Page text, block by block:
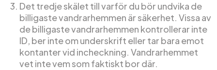
Det tredje skälet till varför du bör undvika de
billigaste vandrarhemmen är säkerhet. Vissa av
de billigaste vandrarhemmen kontrollerar inte
ID, ber inte om underskrift eller tar bara emot
kontanter vid incheckning. Vandrarhemmet
vet inte vem som faktiskt bor där.